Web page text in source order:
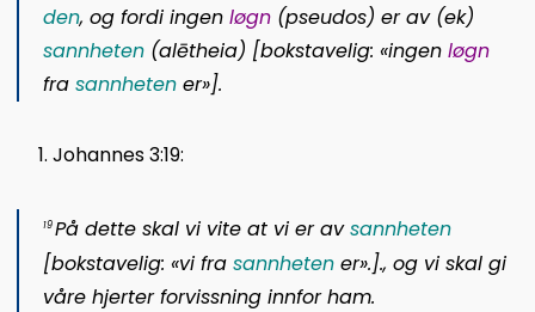
den, og fordi ingen løgn(pseudos) er av (ek)
sannheten(alētheia) [bokstavelig: «ingen løgn
fra sannhetener»].
Johannes 3:19:
19På dette skal vi vite at vi er avsannheten
[bokstavelig: «vi fra sannhetener».]., og vi skal gi
våre hjerter forvissning innfor ham.